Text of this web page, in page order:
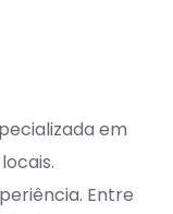
em
Entre